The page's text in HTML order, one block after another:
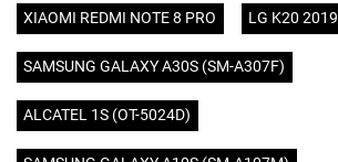
XIAOMI REDMI NOTE 8 PRO LG K20 2019
SAMSUNG GALAXY A30S (SM-A307F)
ALCATEL 1S (OT-5024D)